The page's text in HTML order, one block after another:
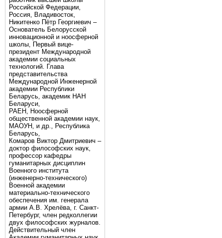
Российской Федерации,
Россия, Владивосток,
Никитенко Пётр Георгиевич –
Основатель Белорусской
инновационной и ноосферной
школы, Первый вице-
президент Международной
академии социальных
технологий. Глава
представительства
Международной Инженерной
академии Республики
Беларусь, академик НАН
Беларуси,
РАЕН, Ноосферной
общественной академии наук,
МАОУН, и др., Республика
Беларусь,
Комаров Виктор Дмитриевич –
доктор философских наук,
профессор кафедры
гуманитарных дисциплин
Военного института
(инженерно-технического)
Военной академии
материально-технического
обеспечения им. генерала
армии А.В. Хрелёва, г. Санкт-
Петербург, член редколлегии
двух философских журналов.
Действительный член